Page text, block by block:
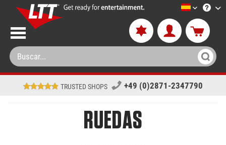
LTT-
TRUSTED SHOPS +49 (0)2871-2347790
RUEDAS